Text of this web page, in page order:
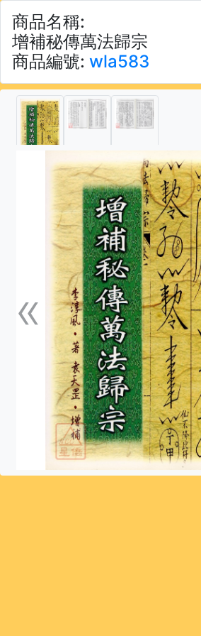
商品名稱:
增補秘傳萬法歸宗
商品編號: wla583
«上一張